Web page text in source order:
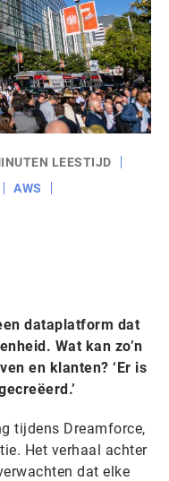
LEESTIJD
AWS
dataplatform dat
Wat kan zo’n
en klanten? ‘Er is
tijdens Dreamforce,
Het verhaal achter
dat elke